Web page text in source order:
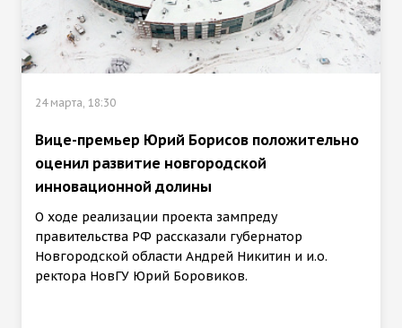
24 марта, 18:30
Вице-премьер Юрий Борисов положительно
оценил развитие новгородской
инновационной долины
О ходе реализации проекта зампреду
правительства РФ рассказали губернатор
Новгородской области Андрей Никитин и и.о.
ректора НовГУ Юрий Боровиков.